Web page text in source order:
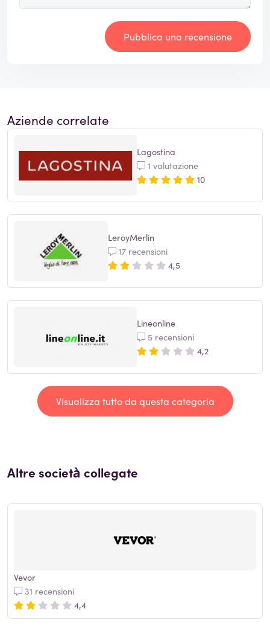
Pubblica una recensione
Aziende correlate
Lagostina
1 valutazione
10
LeroyMerlin
17 recensioni
4,5
Lineonline
5 recensioni
4,2
Visualizza tutto da questa categoria
Altre società collegate
Vevor
31 recensioni
4,4